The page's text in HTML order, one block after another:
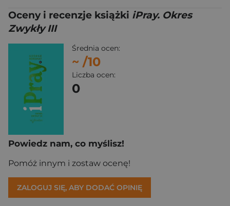
Oceny i recenzje książki iPray. Okres
Zwykły III
Średnia ocen:
~ /10
Liczba ocen:
0
Powiedz nam, co myślisz!
Pomóż innym i zostaw ocenę!
ZALOGUJ SIĘ, ABY DODAĆ OPINIĘ